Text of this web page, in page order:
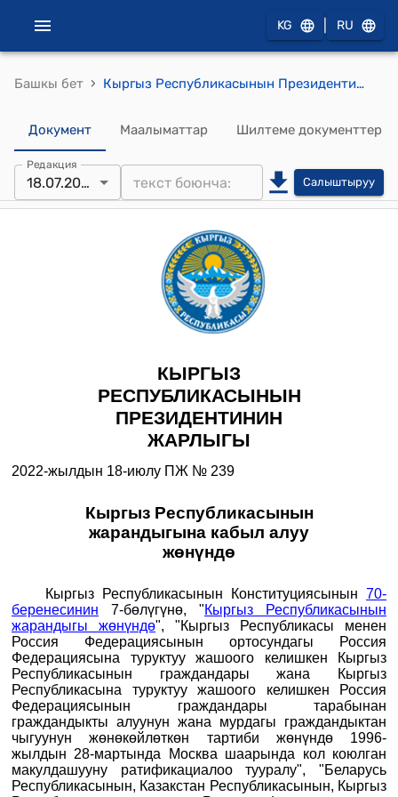
KG RU
Башкы бет › Кыргыз Республикасынын Президентинин 2022-жылдын 18-июлундагы ПЖ № 239 "Кыргыз Республикасынын жарандыгына кабыл алуу жөнүндө" Жарлыгы
Документ Маалыматтар Шилтеме документтер
Редакция
18.07.2022 Салыштыруу